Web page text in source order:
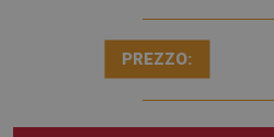
PREZZO: